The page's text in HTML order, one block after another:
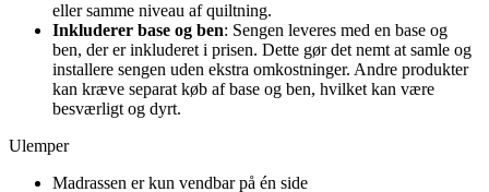
eller samme niveau af quiltning.
Inkluderer base og ben: Sengen leveres med en base og
ben, der er inkluderet i prisen. Dette gør det nemt at samle og
installere sengen uden ekstra omkostninger. Andre produkter
kan kræve separat køb af base og ben, hvilket kan være
besværligt og dyrt.
Ulemper
Madrassen er kun vendbar på én side